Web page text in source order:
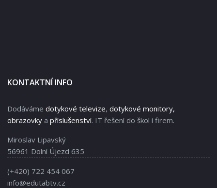
KONTAKTNÍ INFO
Dodáváme dotykové televize, dotykové monitory,
obrazovky a příslušenství. IT řešení do škol i firem.
Miroslav Lipavský
56961 Dolní Újezd 635
(+420) 722 454 067
info@edutabtv.cz